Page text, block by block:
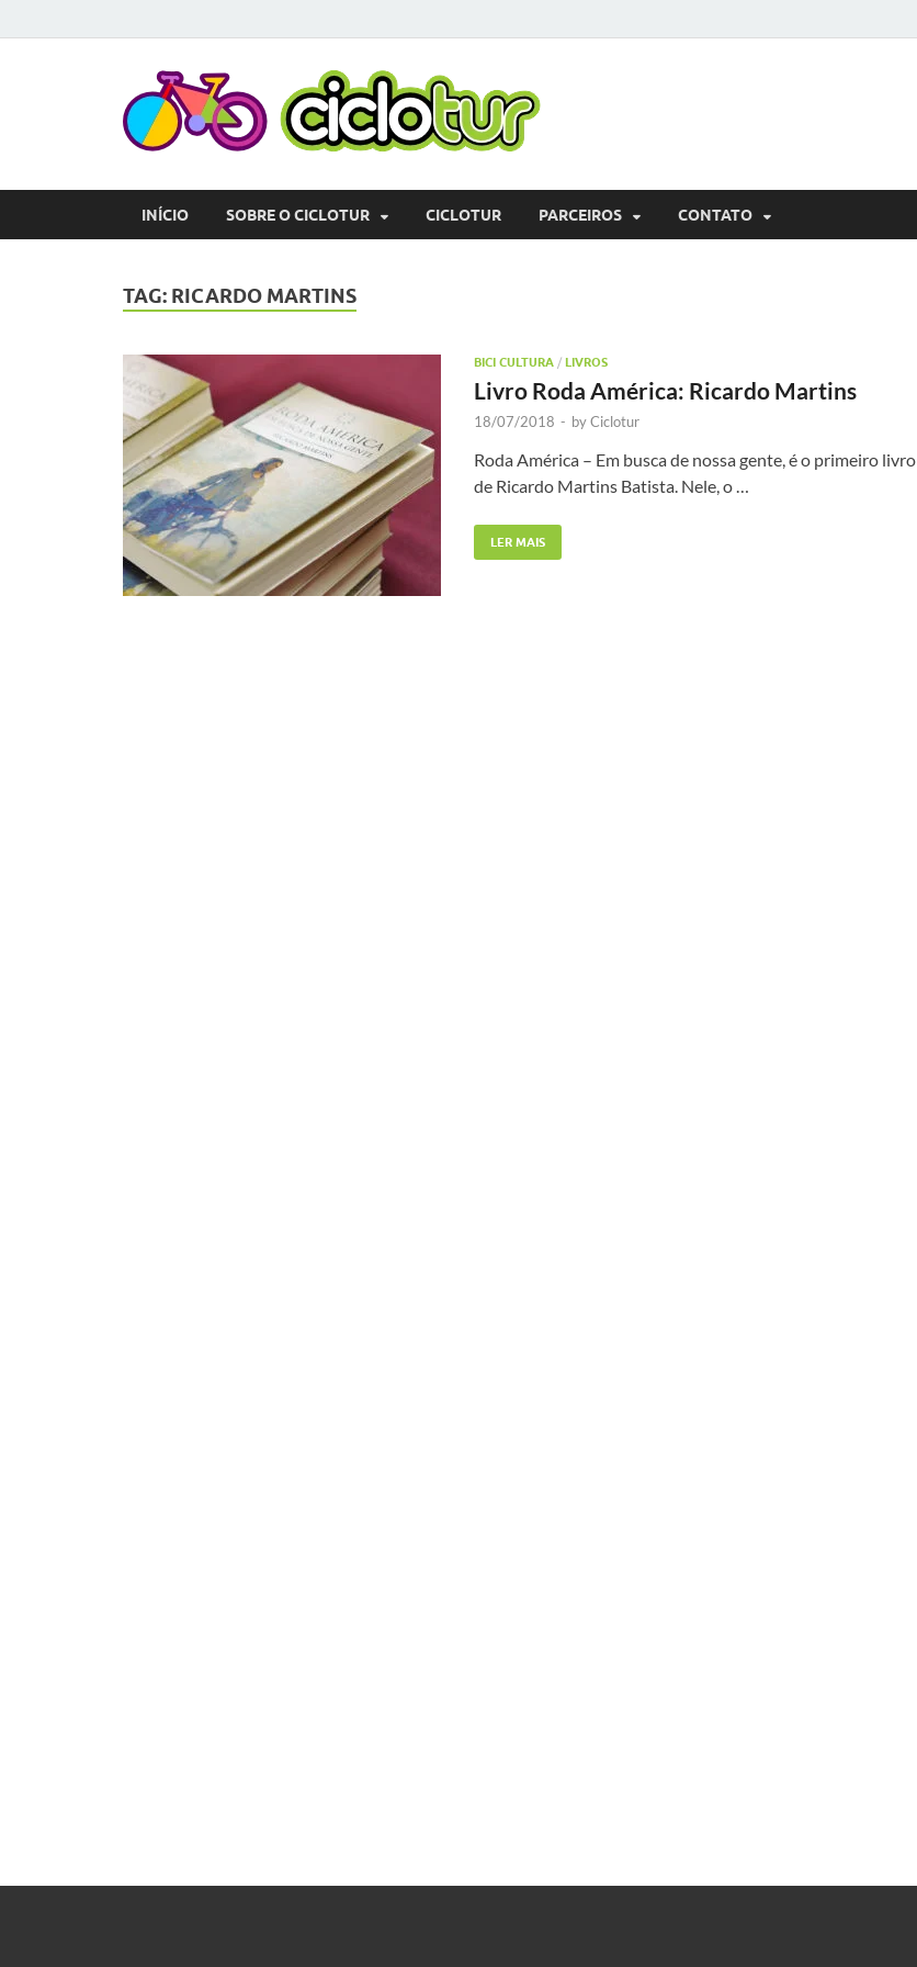
INÍCIO SOBRE O CICLOTUR CICLOTUR PARCEIROS CONTATO
TAG: RICARDO MARTINS
BICI CULTURA / LIVROS
Livro Roda América: Ricardo Martins
18/07/2018 - byCiclotur
Roda América – Em busca de nossa gente, é o primeiro livro
de Ricardo Martins Batista. Nele, o …
LER MAIS